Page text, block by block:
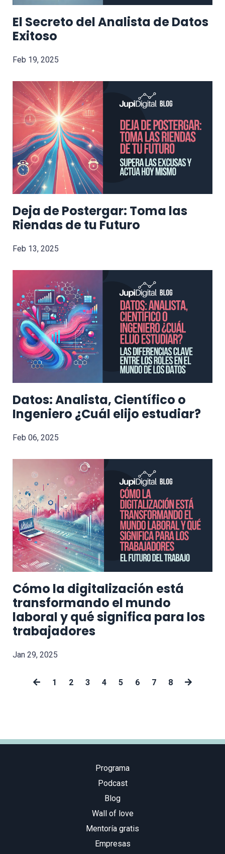
El Secreto del Analista de Datos
Exitoso
Feb 19, 2025
Deja de Postergar: Toma las
Riendas de tu Futuro
Feb 13, 2025
Datos: Analista, Científico o
Ingeniero ¿Cuál elijo estudiar?
Feb 06, 2025
Cómo la digitalización está
transformando el mundo
laboral y qué significa para los
trabajadores
Jan 29, 2025
1 2 3 4 5 6 7 8
Programa
Podcast
Blog
Wall of love
Mentoría gratis
Empresas